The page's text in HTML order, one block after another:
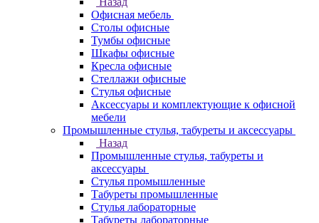
Офисная мебель
Столы офисные
Тумбы офисные
Шкафы офисные
Кресла офисные
Стеллажи офисные
Стулья офисные
Аксессуары и комплектующие к офисной
мебели
Промышленные стулья, табуреты и аксессуары
Назад
Промышленные стулья, табуреты и
аксессуары
Стулья промышленные
Табуреты промышленные
Стулья лабораторные
Табуреты лабораторные